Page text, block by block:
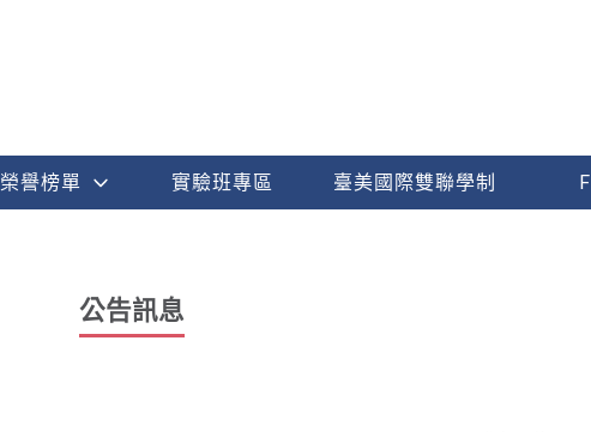
榮譽榜單 實驗班專區 臺美國際雙聯學制
公告訊息